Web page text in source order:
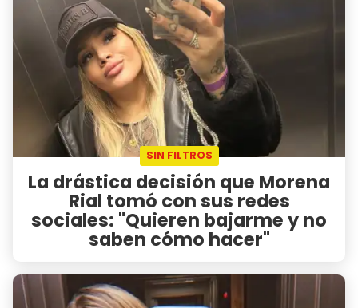
SIN FILTROS
La drástica decisión que Morena
Rial tomó con sus redes
sociales: "Quieren bajarme y no
saben cómo hacer"